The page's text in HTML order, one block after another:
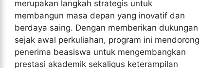
merupakan langkah strategis untuk
membangun masa depan yang inovatif dan
berdaya saing. Dengan memberikan dukungan
sejak awal perkuliahan, program ini mendorong
penerima beasiswa untuk mengembangkan
prestasi akademik sekaligus keterampilan